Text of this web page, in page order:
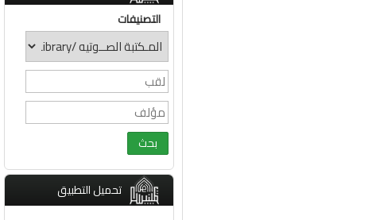
التصنيفات
تحميل التطبيق